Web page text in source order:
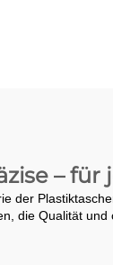
–
die Qualität